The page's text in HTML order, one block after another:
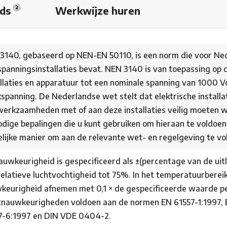
2 Werkwijze huren
gebaseerd op NEN-EN 50110, is een norm die voor
bevat. NEN 3140 is van toepassing
en apparatuur tot een nominale spanning van 1000
De Nederlandse wet stelt dat elektrische
met of aan deze installaties veilig moeten
bepalingen die u kunt gebruiken om hieraan te
manier om aan de relevante wet- en regelgeving te
is gespecificeerd als ±(percentage van de
luchtvochtigheid tot 75%. In het temperatuurbereik
afnemen met 0,1 × de gespecificeerde waarde
voldoen aan de normen EN 61557-1:1997,
6:1997 en DIN VDE 0404-2.